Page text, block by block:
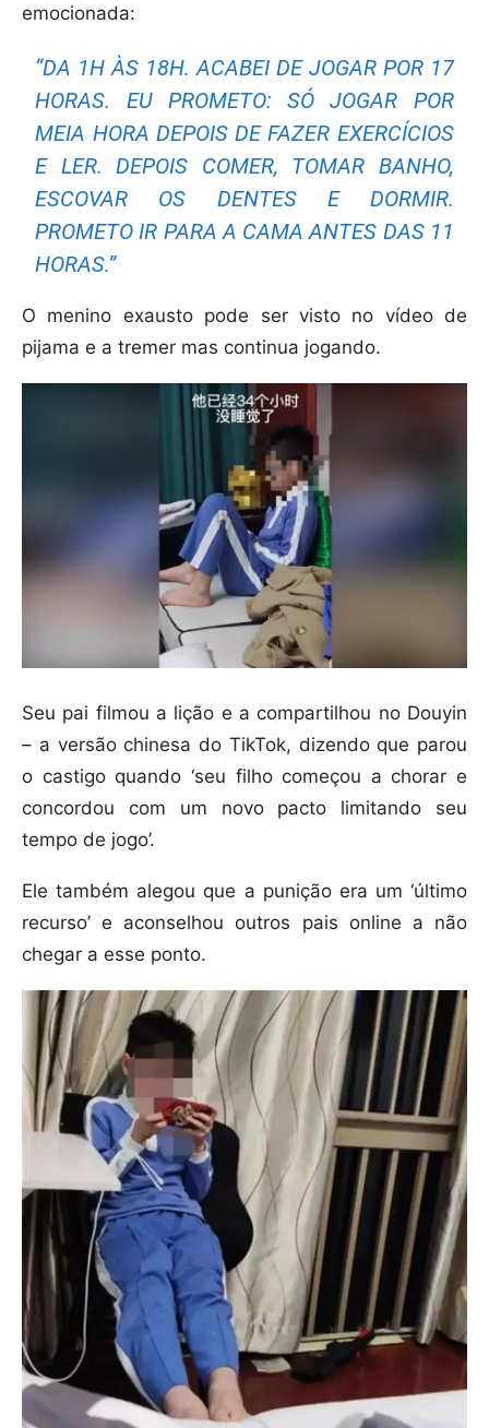
emocionada:
“DA 1H ÀS 18H. ACABEI DE JOGAR POR 17
HORAS. EU PROMETO: SÓ JOGAR POR
MEIA HORA DEPOIS DE FAZER EXERCÍCIOS
E LER. DEPOIS COMER, TOMAR BANHO,
ESCOVAR OS DENTES E DORMIR.
PROMETO IR PARA A CAMA ANTES DAS 11
HORAS.”
O menino exausto pode ser visto no vídeo de
pijama e a tremer mas continua jogando.
Seu pai filmou a lição e a compartilhou no Douyin
– a versão chinesa do TikTok, dizendo que parou
o castigo quando ‘seu filho começou a chorar e
concordou com um novo pacto limitando seu
tempo de jogo’.
Ele também alegou que a punição era um ‘último
recurso’ e aconselhou outros pais online a não
chegar a esse ponto.